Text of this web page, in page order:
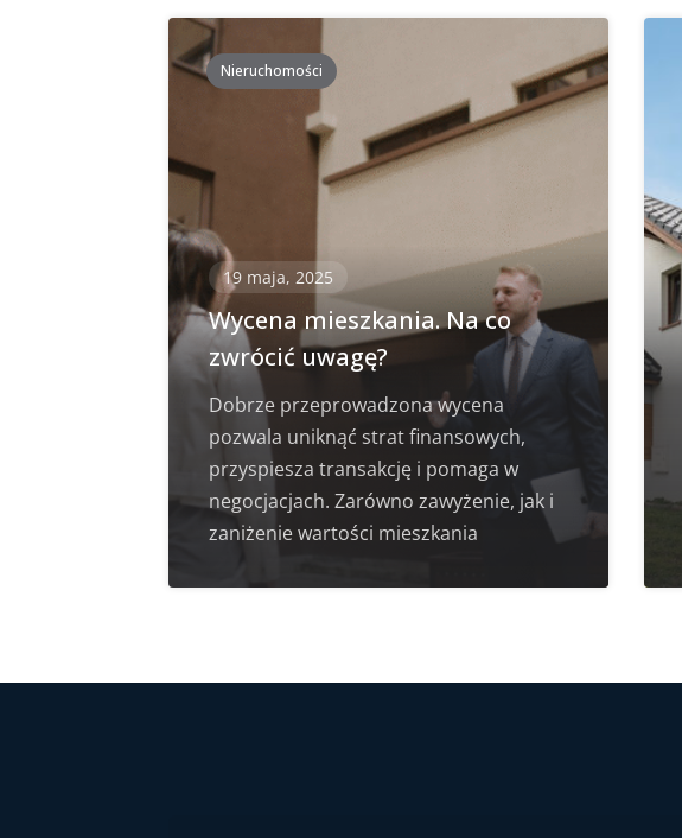
Nieruchomości
19 maja, 2025
Wycena mieszkania. Na co
zwrócić uwagę?
Dobrze przeprowadzona wycena
pozwala uniknąć strat finansowych,
przyspiesza transakcję i pomaga w
negocjacjach. Zarówno zawyżenie, jak i
zaniżenie wartości mieszkania